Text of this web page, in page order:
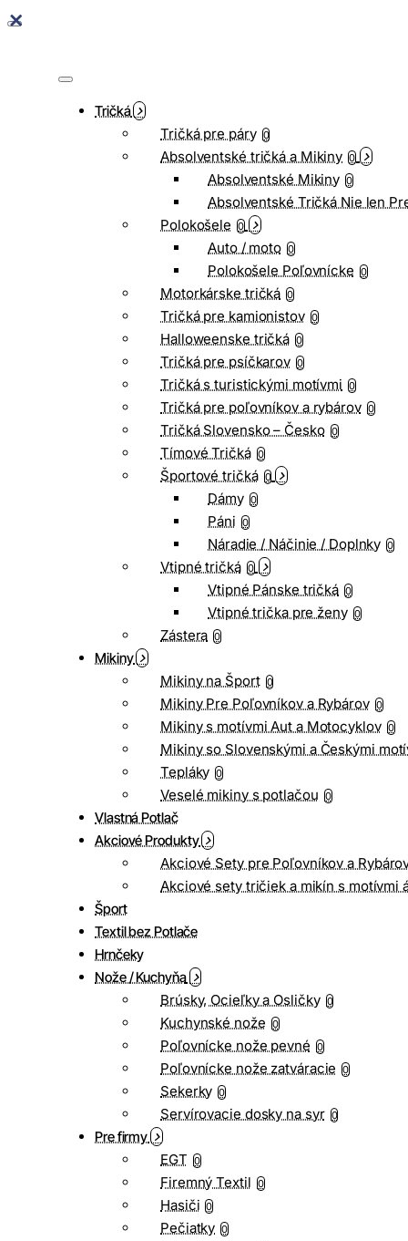
Tričká
Tričká pre páry 0
Absolventské tričká a Mikiny 0
Absolventské Mikiny 0
Absolventské Tričká Nie len
Polokošele 0
Auto / moto 0
Polokošele Poľovnícke 0
Motorkárske tričká 0
Tričká pre kamionistov 0
Halloweenske tričká 0
Tričká pre psíčkarov 0
Tričká s turistickými motívmi 0
Tričká pre poľovníkov a rybárov 0
Tričká Slovensko – Česko 0
Tímové Tričká 0
Športové tričká 0
Dámy 0
Páni 0
Náradie / Náčinie / Doplnky 0
Vtipné tričká 0
Vtipné Pánske tričká 0
Vtipné trička pre ženy 0
Zástera 0
Mikiny
Mikiny na Šport 0
Mikiny Pre Poľovníkov a Rybárov 0
Mikiny s motívmi Aut a Motocyklov 0
Mikiny so Slovenskými a Českými
Tepláky 0
Veselé mikiny s potlačou 0
Vlastná Potlač
Akciové Produkty
Akciové Sety pre Poľovníkov a
Akciové sety tričiek a mikín s motívmi
Šport
Textil bez Potlače
Hrnčeky
Nože / Kuchyňa
Brúsky, Ocieľky a Osličky 0
Kuchynské nože 0
Poľovnícke nože pevné 0
Poľovnícke nože zatváracie 0
Sekerky 0
Servírovacie dosky na syr 0
Pre firmy
EGT 0
Firemný Textil 0
Hasiči 0
Pečiatky 0